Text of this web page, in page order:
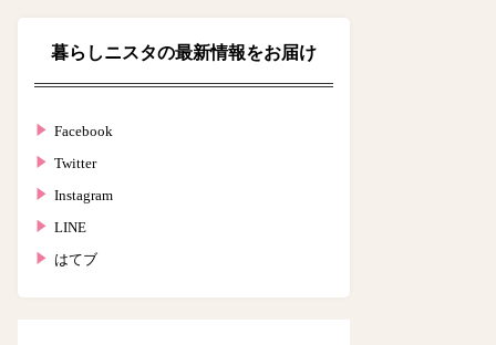
暮らしニスタの最新情報をお届け
Facebook
Twitter
Instagram
LINE
はてブ